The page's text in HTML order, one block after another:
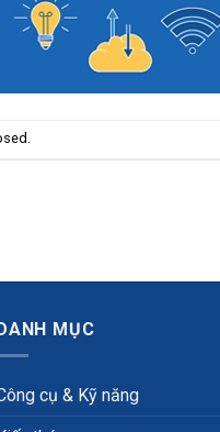
MỤC
cụ & Kỹ năng